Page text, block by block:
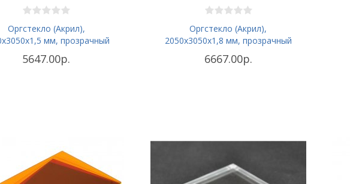
Оргстекло (Акрил),
мм, прозрачный
5647.00р.
Оргстекло (Акрил),
2050х3050x1,8 мм, прозрачный
6667.00р.